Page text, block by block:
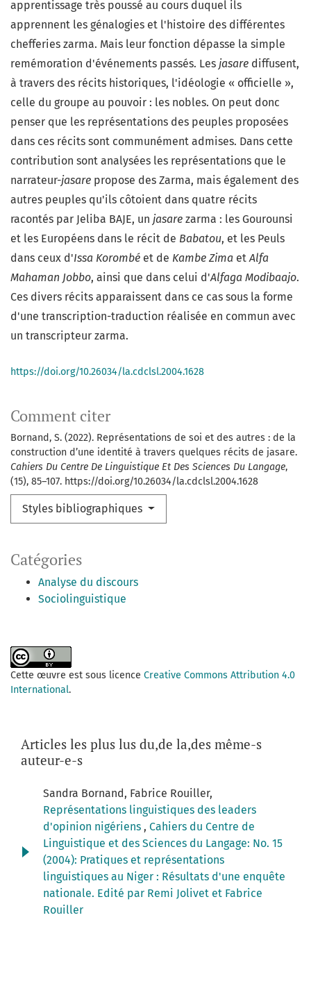
Catégories
Analyse du discours
Sociolinguistique
Comment citer
Bornand, S. (2022). Représentations de soi et des autres : de la
construction d’une identité à travers quelques récits de jasare.
Cahiers Du Centre De Linguistique Et Des Sciences Du Langage,
(15), 85–107. https://doi.org/10.26034/la.cdclsl.2004.1628
Styles bibliographiques
apprentissage très poussé au cours duquel ils
apprennent les génalogies et l'histoire des différentes
chefferies zarma. Mais leur fonction dépasse la simple
remémoration d'événements passés. Les jasare diffusent,
à travers des récits historiques, l'idéologie « officielle »,
celle du groupe au pouvoir : les nobles. On peut donc
penser que les représentations des peuples proposées
dans ces récits sont communément admises. Dans cette
contribution sont analysées les représentations que le
narrateur-jasare propose des Zarma, mais également des
autres peuples qu'ils côtoient dans quatre récits
racontés par Jeliba BAJE, un jasare zarma : les Gourounsi
et les Européens dans le récit de Babatou, et les Peuls
dans ceux d'Issa Korombé et de Kambe Zima etAlfa
Mahaman Jobbo, ainsi que dans celui d'Alfaga Modibaajo.
Ces divers récits apparaissent dans ce cas sous la forme
d'une transcription-traduction réalisée en commun avec
un transcripteur zarma.
https://doi.org/10.26034/la.cdclsl.2004.1628
Cette œuvre est sous licence Creative Commons Attribution 4.0
International.
Articles les plus lus du,de la,des même-s
auteur-e-s
Sandra Bornand, Fabrice Rouiller,
Représentations linguistiques des leaders
d'opinion nigériens , Cahiers du Centre de
Linguistique et des Sciences du Langage: No. 15
(2004): Pratiques et représentations
linguistiques au Niger : Résultats d'une enquête
nationale. Edité par Remi Jolivet et Fabrice
Rouiller